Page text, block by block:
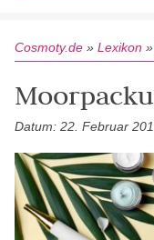
Cosmoty.de » Lexikon »
Datum: 22. Februar